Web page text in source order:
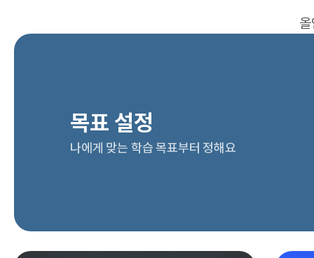
목표 설정
나에게 맞는 학습 목표부터 정해요